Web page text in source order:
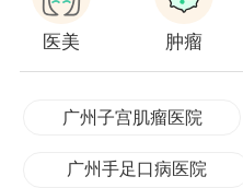
医美 肿瘤
广州子宫肌瘤医院
广州手足口病医院